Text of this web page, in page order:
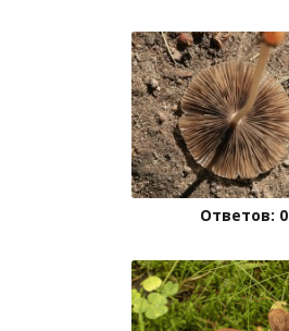
Ответов: 0